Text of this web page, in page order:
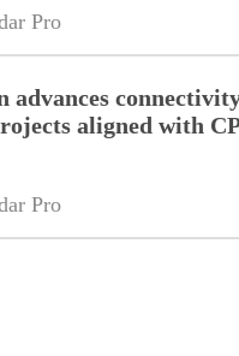
Pro
advances
aligned with
Pro